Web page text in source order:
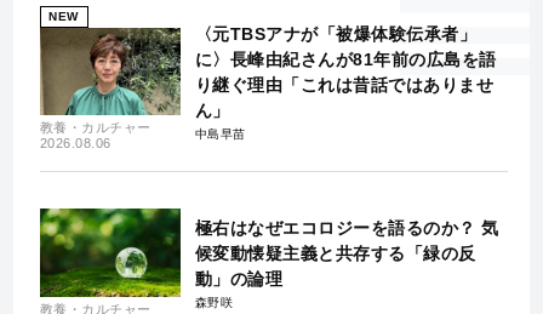
NEW
教養・カルチャー
2026.08.06
〈元TBSアナが「被爆体験伝承者」
に〉長峰由紀さんが81年前の広島を語
り継ぐ理由「これは昔話ではありませ
ん」
中島早苗
教養・カルチャー
極右はなぜエコロジーを語るのか？ 気
候変動懐疑主義と共存する「緑の反
動」の論理
森野咲